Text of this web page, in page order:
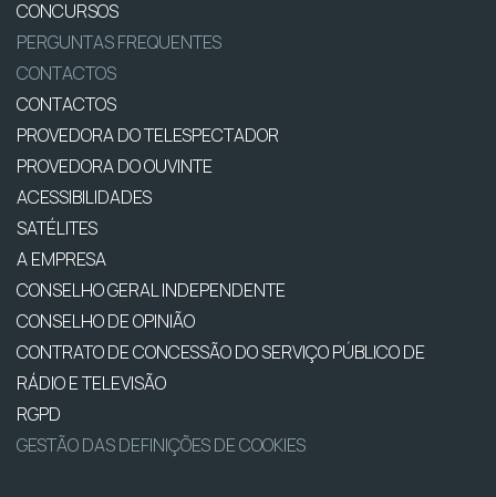
CONCURSOS
PERGUNTAS FREQUENTES
CONTACTOS
CONTACTOS
PROVEDORA DO TELESPECTADOR
PROVEDORA DO OUVINTE
ACESSIBILIDADES
SATÉLITES
A EMPRESA
CONSELHO GERAL INDEPENDENTE
CONSELHO DE OPINIÃO
CONTRATO DE CONCESSÃO DO SERVIÇO PÚBLICO DE
RÁDIO E TELEVISÃO
RGPD
GESTÃO DAS DEFINIÇÕES DE COOKIES